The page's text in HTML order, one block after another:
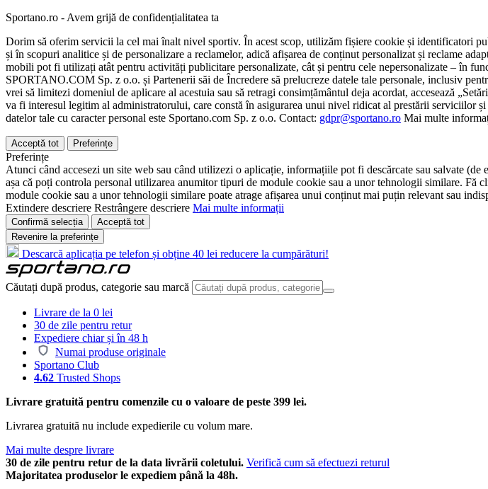
Sportano.ro - Avem grijă de confidențialitatea ta
Dorim să oferim servicii la cel mai înalt nivel sportiv. În acest scop, utilizăm fișiere cookie și identificatori
și în scopuri analitice și de personalizare a reclamelor, adică afișarea de conținut personalizat și reclame
mobili pot fi utilizați atât pentru activități publicitare personalizate, cât și pentru cele nepersonalizate – în
SPORTANO.COM Sp. z o.o. și Partenerii săi de Încredere să prelucreze datele tale personale, inclusiv
vrei să limitezi domeniul de aplicare al acestuia sau să retragi consimțământul deja acordat, accesează
va fi interesul legitim al administratorului, care constă în asigurarea unui nivel ridicat al prestării serviciilor
datelor tale cu caracter personal este Sportano.com Sp. z o.o. Contact: gdpr@sportano.ro Mai multe
Acceptă tot Preferințe
Preferințe
Atunci când accesezi un site web sau când utilizezi o aplicație, informațiile pot fi descărcate sau salvate
așa că poți controla personal utilizarea anumitor tipuri de module cookie sau a unor tehnologii similare.
module cookie sau a unor tehnologii similare poate atrage afișarea unui conținut mai puțin relevant sau
Extindere descriere Restrângere descriere Mai multe informații
Confirmă selecția
Acceptă tot
Revenire la preferințe
Descarcă aplicația pe telefon și obține 40 lei reducere la cumpărături!
Căutați după produs, categorie sau marcă
Livrare de la 0 lei
30 de zile pentru retur
Expediere chiar și în 48 h
Numai produse originale
Sportano Club
4.62 Trusted Shops
Livrare gratuită pentru comenzile cu o valoare de peste 399 lei.
Livrarea gratuită nu include expedierile cu volum mare.
Mai multe despre livrare
30 de zile pentru retur de la data livrării coletului. Verifică cum să efectuezi returul
Majoritatea produselor le expediem până la 48h.